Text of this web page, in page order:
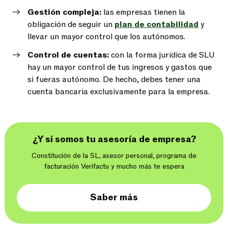
Gestión compleja: las empresas tienen la
obligación de seguir un plan de contabilidad y
llevar un mayor control que los autónomos.
Control de cuentas:con la forma jurídica de SLU
hay un mayor control de tus ingresos y gastos que
si fueras autónomo. De hecho, debes tener una
cuenta bancaria exclusivamente para la empresa.
¿Y si somos tu asesoría de empresa?
Constitución de la SL, asesor personal, programa de
facturación Verifactu y mucho más te espera
Saber más